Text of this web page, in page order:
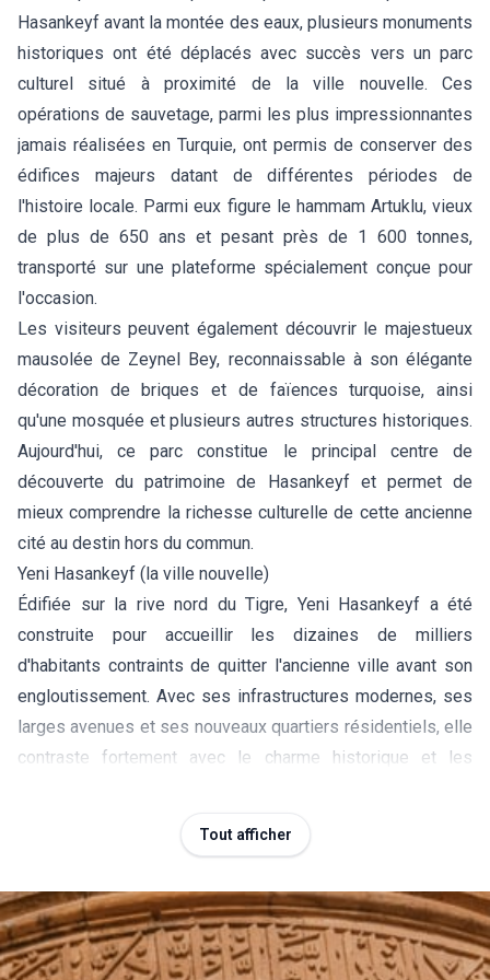
Hasankeyf avant la montée des eaux, plusieurs monuments
historiques ont été déplacés avec succès vers un parc
culturel situé à proximité de la ville nouvelle. Ces
opérations de sauvetage, parmi les plus impressionnantes
jamais réalisées en Turquie, ont permis de conserver des
édifices majeurs datant de différentes périodes de
l'histoire locale. Parmi eux figure le hammam Artuklu, vieux
de plus de 650 ans et pesant près de 1 600 tonnes,
transporté sur une plateforme spécialement conçue pour
l'occasion.
Les visiteurs peuvent également découvrir le majestueux
mausolée de Zeynel Bey, reconnaissable à son élégante
décoration de briques et de faïences turquoise, ainsi
qu'une mosquée et plusieurs autres structures historiques.
Aujourd'hui, ce parc constitue le principal centre de
découverte du patrimoine de Hasankeyf et permet de
mieux comprendre la richesse culturelle de cette ancienne
cité au destin hors du commun.
Yeni Hasankeyf (la ville nouvelle)
Édifiée sur la rive nord du Tigre, Yeni Hasankeyf a été
construite pour accueillir les dizaines de milliers
d'habitants contraints de quitter l'ancienne ville avant son
engloutissement. Avec ses infrastructures modernes, ses
larges avenues et ses nouveaux quartiers résidentiels, elle
contraste fortement avec le charme historique et les
profonde transformation humaine et sociale. Une visite
barrage sur la vie des populations locales et les défis liés
à la préservation de l'identité d'une communauté installée
ici depuis des siècles.
Tout afficher